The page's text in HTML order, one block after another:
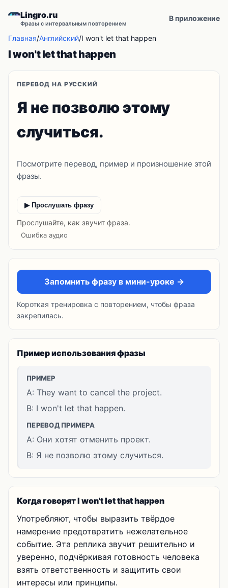
Lingro.ru
Фразы с интервальным повторением
В приложение
Главная/Английский/I won't let that happen
I won't let that happen
ПЕРЕВОД НА РУССКИЙ
Я не позволю этому
случиться.
Посмотрите перевод, пример и произношение этой
фразы.
▶ Прослушать фразу
Прослушайте, как звучит фраза.
Ошибка аудио
Запомнить фразу в мини-уроке →
Короткая тренировка с повторением, чтобы фраза
закрепилась.
Пример использования фразы
ПРИМЕР
A: They want to cancel the project.
B: I won't let that happen.
ПЕРЕВОД ПРИМЕРА
A: Они хотят отменить проект.
B: Я не позволю этому случиться.
Когда говорят I won't let that happen
Употребляют, чтобы выразить твёрдое
намерение предотвратить нежелательное
событие. Эта реплика звучит решительно и
уверенно, подчёркивая готовность человека
взять ответственность и защитить свои
интересы или принципы.